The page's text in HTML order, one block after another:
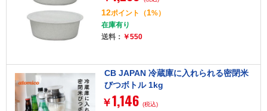
12ポイント （1%）
在庫有り
送料： ￥550
CB JAPAN 冷蔵庫に入れられる密閉米
びつボトル 1kg
￥1,146 (税込)